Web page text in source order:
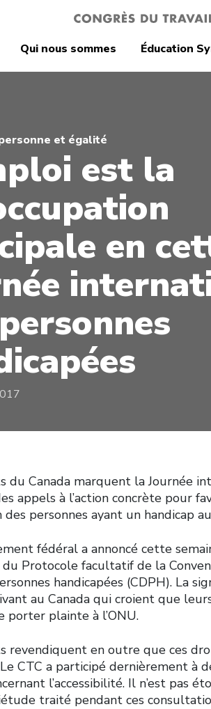
Qui nous sommes Éducation
et égalité
est la
en
du Canada marquent la Journée
appels à l’action concrète pour
des personnes ayant un handicap
fédéral a annoncé cette
Protocole facultatif de la
handicapées (CDPH). La
au Canada qui croient que
porter plainte à l’ONU.
revendiquent en outre que ces
Le CTC a participé dernièrement à
l’accessibilité. Il n’est pas
traité pendant ces